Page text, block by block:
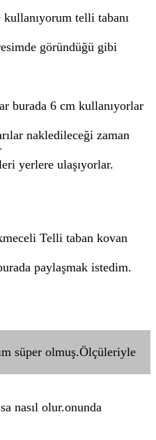
telli tabanı
göründüğü gibi
burada 6 cm kullanıyorlar
nakledileceği zaman
yerlere ulaşıyorlar.
Telli taban kovan
paylaşmak istedim.
süper olmuş.Ölçüleriyle
nasıl olur.onunda